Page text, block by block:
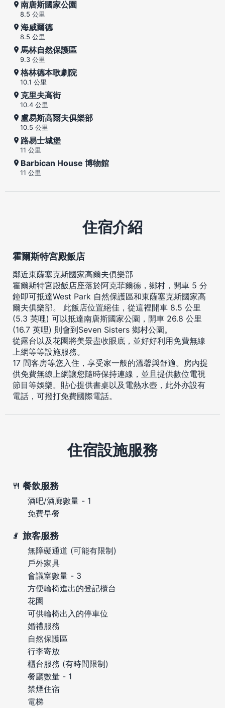
南唐斯國家公園
8.5 公里
海威爾德
8.5 公里
馬林自然保護區
9.3 公里
格林德本歌劇院
10.1 公里
克里夫高街
10.4 公里
盧易斯高爾夫俱樂部
10.5 公里
路易士城堡
11 公里
Barbican House 博物館
11 公里
住宿介紹
霍爾斯特宮殿飯店
鄰近東薩塞克斯國家高爾夫俱樂部
霍爾斯特宮殿飯店座落於阿克菲爾德，鄉村，開車 5 分
鐘即可抵達West Park 自然保護區和東薩塞克斯國家高
爾夫俱樂部。 此飯店位置絕佳，從這裡開車 8.5 公里
(5.3 英哩) 可以抵達南唐斯國家公園，開車 26.8 公里
(16.7 英哩) 則會到Seven Sisters 鄉村公園。
從露台以及花園將美景盡收眼底，並好好利用免費無線
上網等等設施服務。
17 間客房等您入住，享受家一般的溫馨與舒適。房內提
供免費無線上網讓您隨時保持連線，並且提供數位電視
節目等娛樂。貼心提供書桌以及電熱水壺，此外亦設有
電話，可撥打免費國際電話。
住宿設施服務
餐飲服務
酒吧/酒廊數量 - 1
免費早餐
旅客服務
無障礙通道 (可能有限制)
戶外家具
會議室數量 - 3
方便輪椅進出的登記櫃台
花園
可供輪椅出入的停車位
婚禮服務
自然保護區
行李寄放
櫃台服務 (有時間限制)
餐廳數量 - 1
禁煙住宿
電梯